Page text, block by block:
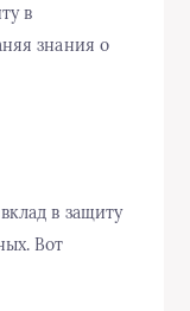
в
знания о
в защиту
Вот